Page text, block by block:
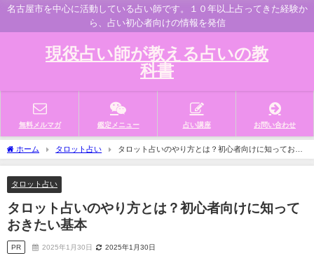
名古屋市を中心に活動している占い師です。１０年以上占ってきた経験か
ら、占い初心者向けの情報を発信
現役占い師が教える占いの教
科書
無料メルマガ 鑑定メニュー 占い講座 お問い合わせ
ホーム タロット占い
タロット占いのやり方とは？初心者向けに知っておき
たい基本
タロット占い
タロット占いのやり方とは？初心者向けに知って
おきたい基本
PR 2025年1月30日 2025年1月30日